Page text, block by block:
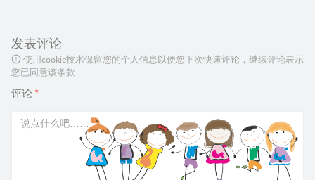
发表评论
使用cookie技术保留您的个人信息以便您下次快速评论，继续评论表示
您已同意该条款
评论 *